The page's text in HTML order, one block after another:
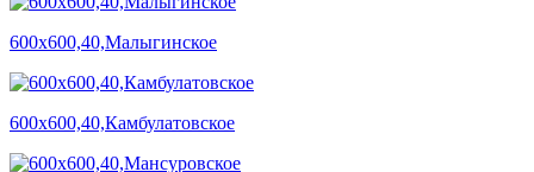
600х600,40,Малыгинское
600х600,40,Камбулатовское